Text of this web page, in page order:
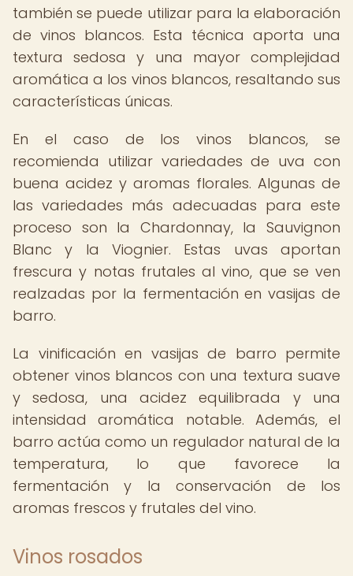
también se puede utilizar para la elaboración
de vinos blancos. Esta técnica aporta una
textura sedosa y una mayor complejidad
aromática a los vinos blancos, resaltando sus
características únicas.
En el caso de los vinos blancos, se
recomienda utilizar variedades de uva con
buena acidez y aromas florales. Algunas de
las variedades más adecuadas para este
proceso son la Chardonnay, la Sauvignon
Blanc y la Viognier. Estas uvas aportan
frescura y notas frutales al vino, que se ven
realzadas por la fermentación en vasijas de
barro.
La vinificación en vasijas de barro permite
obtener vinos blancos con una textura suave
y sedosa, una acidez equilibrada y una
intensidad aromática notable. Además, el
barro actúa como un regulador natural de la
temperatura, lo que favorece la
fermentación y la conservación de los
aromas frescos y frutales del vino.
Vinos rosados